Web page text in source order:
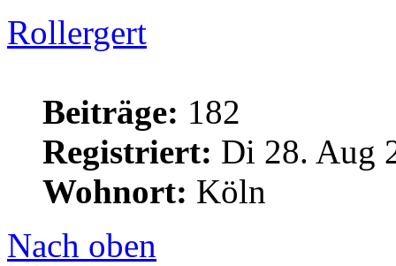
Rollergert
Beiträge: 182
Registriert: Di 28. Aug
Wohnort: Köln
Nach oben